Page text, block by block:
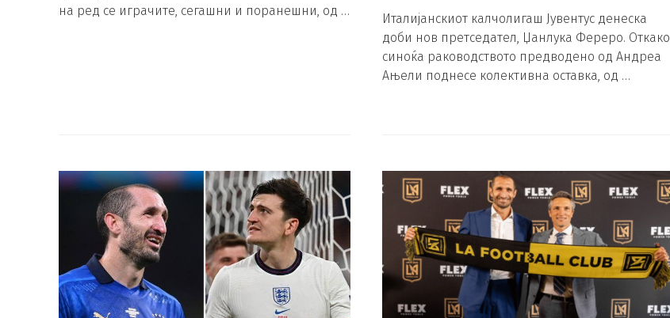
на ред се играчите, сегашни и поранешни, од …
Италијанскиот калчолигаш Јувентус денеска
доби нов претседател, Џанлука Фереро. Откако
синоќа раководството предводено од Андреа
Ањели поднесе колективна оставка, од …